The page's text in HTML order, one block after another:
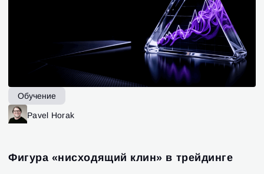
Обучение
Pavel Horak
Фигура «нисходящий клин» в трейдинге